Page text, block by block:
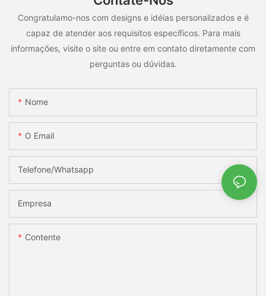
Congratulamo-nos com designs e idéias personalizados e é
capaz de atender aos requisitos específicos. Para mais
informações, visite o site ou entre em contato diretamente com
perguntas ou dúvidas.
Nome
O Email
Telefone/whatsapp
Empresa
Contente